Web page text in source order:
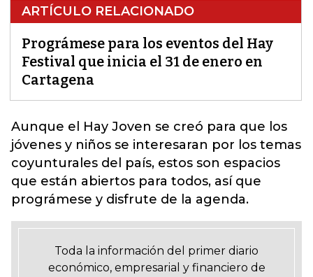
ARTÍCULO RELACIONADO
Prográmese para los eventos del Hay
Festival que inicia el 31 de enero en
Cartagena
Aunque el Hay Joven se creó para que los
jóvenes y niños se interesaran por los temas
coyunturales del país, estos son espacios
que están abiertos para todos, así que
prográmese y disfrute de la agenda.
Toda la información del primer diario
económico, empresarial y financiero de